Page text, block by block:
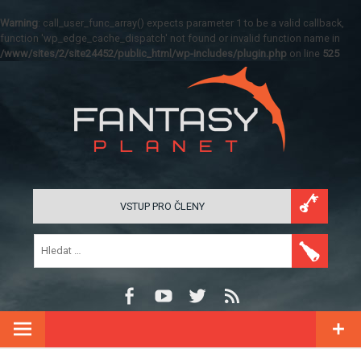
Warning: call_user_func_array() expects parameter 1 to be a valid callback,
function 'wp_edge_cache_dispatch' not found or invalid function name in
/www/sites/2/site24452/public_html/wp-includes/plugin.php on line 525
VSTUP PRO ČLENY